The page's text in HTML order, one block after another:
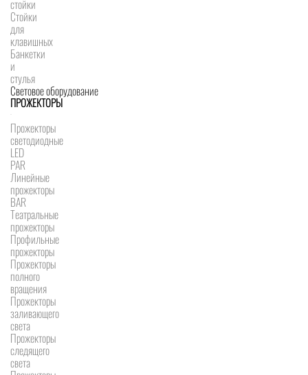
стойки
Стойки
для
клавишных
Банкетки
и
стулья
Световое оборудование
ПРОЖЕКТОРЫ
Прожекторы
светодиодные
LED
PAR
Линейные
прожекторы
BAR
Театральные
прожекторы
Профильные
прожекторы
Прожекторы
полного
вращения
Прожекторы
заливающего
света
Прожекторы
следящего
света